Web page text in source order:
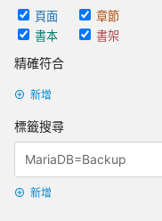
頁面
章節
書本
書架
精確符合
新增
標籤搜尋
新增